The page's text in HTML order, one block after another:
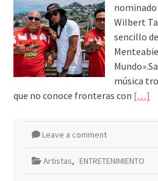
Wilbert
sencillo
música
que no conoce fronteras con […]
Leave a comment
Artistas, ENTRETENIMIENTO